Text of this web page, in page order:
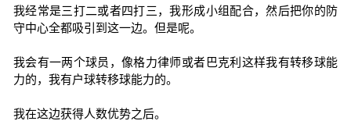
我经常是三打二或者四打三，我形成小组配合，然后把你的防
守中心全都吸引到这一边。但是呢。
我会有一两个球员，像格力律师或者巴克利这样我有转移球能
力的，我有户球转移球能力的。
我在这边获得人数优势之后。